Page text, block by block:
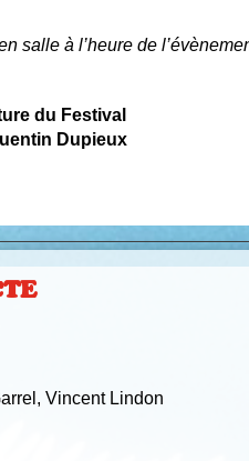
salle à l’heure de
du Festival
Dupieux
Vincent Lindon